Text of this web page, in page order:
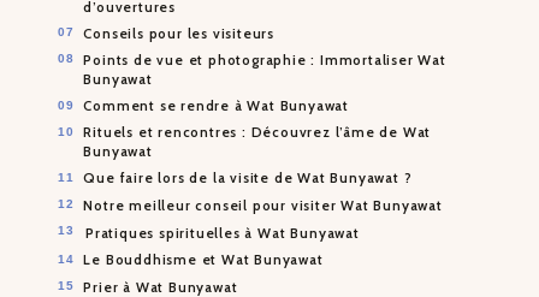
d’ouvertures
Conseils pour les visiteurs
Points de vue et photographie : Immortaliser Wat
Bunyawat
Comment se rendre à Wat Bunyawat
Rituels et rencontres : Découvrez l’âme de Wat
Bunyawat
Que faire lors de la visite de Wat Bunyawat ?
Notre meilleur conseil pour visiter Wat Bunyawat
Pratiques spirituelles à Wat Bunyawat
Le Bouddhisme et Wat Bunyawat
Prier à Wat Bunyawat